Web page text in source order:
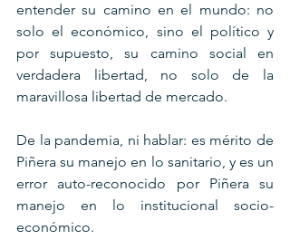
entender su camino en el mundo: no
solo el económico, sino el político y
por supuesto, su camino social en
verdadera libertad, no solo de la
maravillosa libertad de mercado.
De la pandemia, ni hablar: es mérito de
Piñera su manejo en lo sanitario, y es un
error auto-reconocido por Piñera su
manejo en lo institucional socio-
económico.